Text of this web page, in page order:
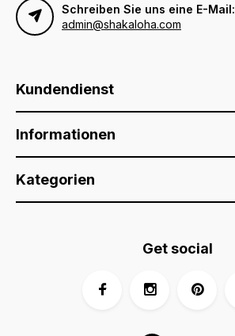
Schreiben Sie uns eine E-Mail:
admin@shakaloha.com
Kundendienst
Informationen
Kategorien
Get social